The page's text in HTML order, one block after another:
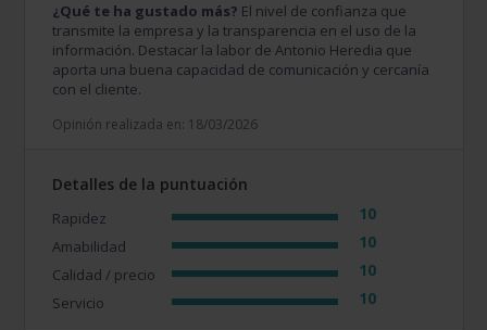
¿Qué te ha gustado más? El nivel de confianza que
transmite la empresa y la transparencia en el uso de la
información. Destacar la labor de Antonio Heredia que
aporta una buena capacidad de comunicación y cercanía
con el cliente.
Opinión realizada en: 18/03/2026
Detalles de la puntuación
Rapidez 10
Amabilidad 10
Calidad / precio 10
Servicio 10